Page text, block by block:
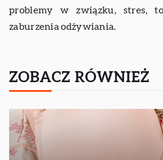
problemy w związku, stres,
zaburzenia odżywiania.
ZOBACZ RÓWNIEŻ